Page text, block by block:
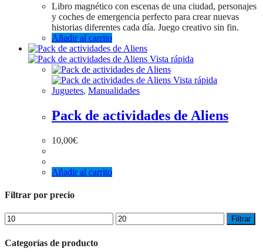
Libro magnético con escenas de una ciudad, personajes
y coches de emergencia perfecto para crear nuevas
historias diferentes cada día. Juego creativo sin fin.
Añadir al carrito
Vista rápida
Vista rápida
Juguetes, Manualidades
Pack de actividades de Aliens
10,00€
Añadir al carrito
Filtrar por precio
Filtrar
Categorías de producto